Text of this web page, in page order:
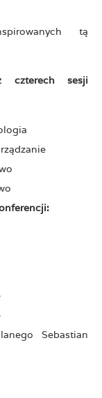
tą
czterech sesji
Sebastian